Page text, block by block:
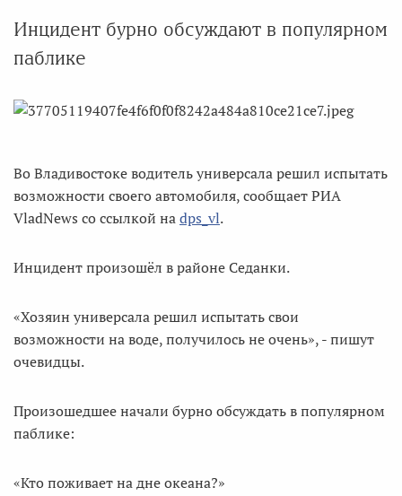
Инцидент бурно обсуждают в популярном
паблике
Во Владивостоке водитель универсала решил испытать
возможности своего автомобиля, сообщает РИА
VladNews со ссылкой наdps_vl.
Инцидент произошёл в районе Седанки.
«Хозяин универсала решил испытать свои
возможности на воде, получилось не очень», - пишут
очевидцы.
Произошедшее начали бурно обсуждать в популярном
паблике:
«Кто поживает на дне океана?»